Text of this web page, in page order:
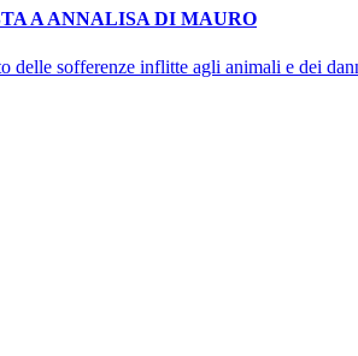
A ANNALISA DI MAURO
sofferenze inflitte agli animali e dei